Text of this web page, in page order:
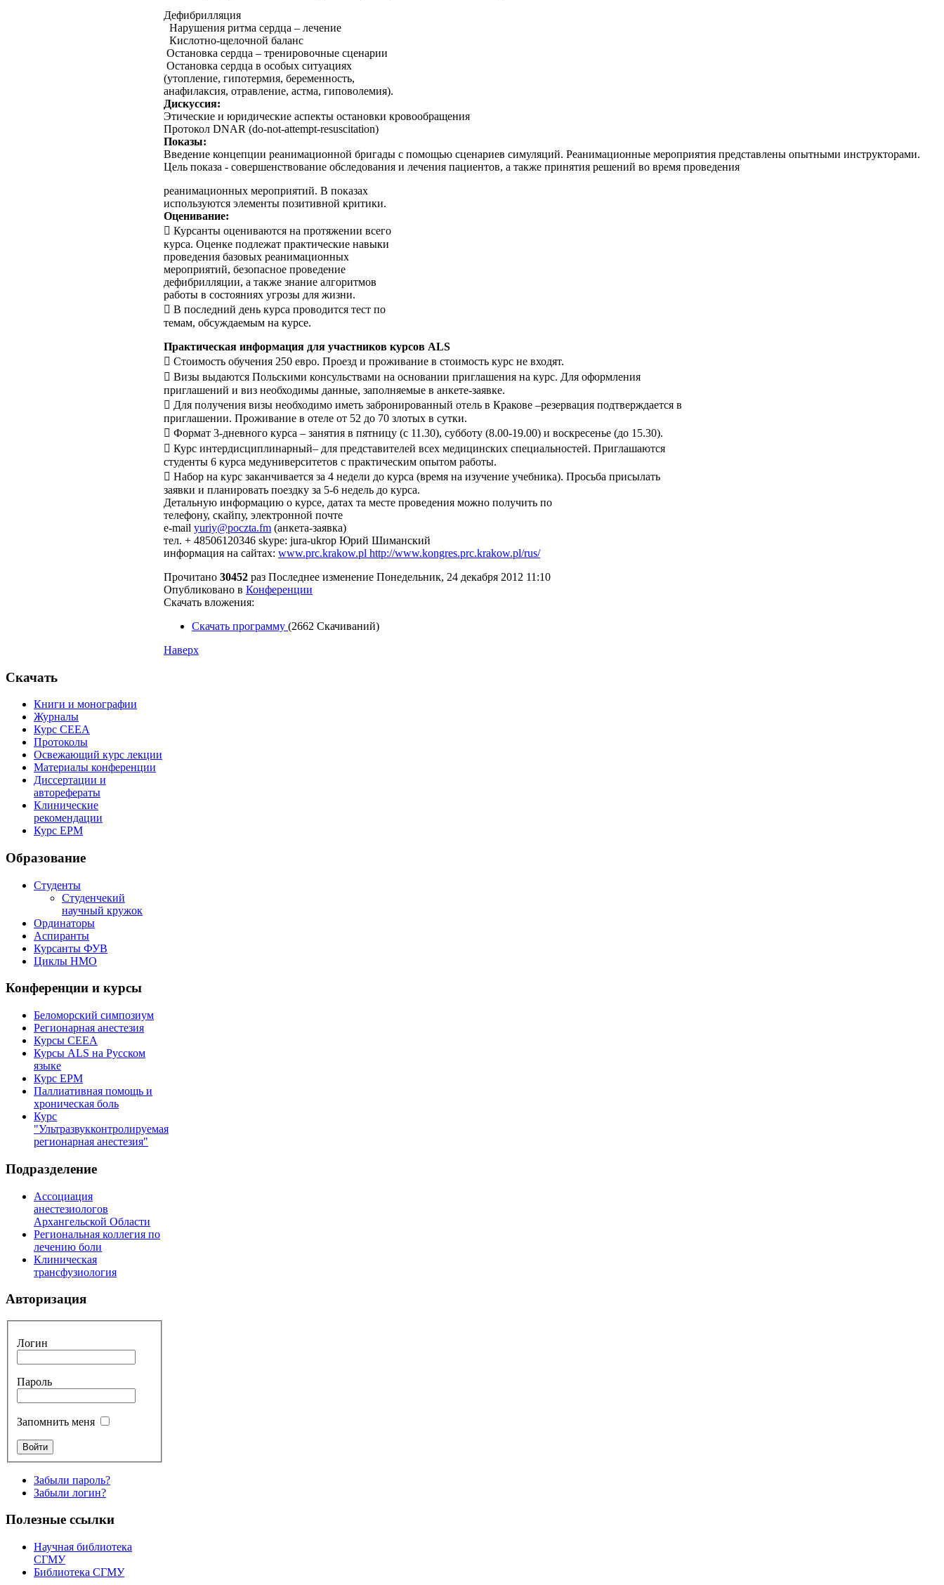
Дефибрилляция
Нарушения ритма сердца – лечение
Кислотно-щелочной баланс
Остановка сердца – тренировочные сценарии
Остановка сердца в особых ситуациях
(утопление, гипотермия, беременность,
анафилаксия, отравление, астма, гиповолемия).
Дискуссия:
Этические и юридические аспекты остановки кровообращения
Протокол DNAR (do-not-attempt-resuscitation)
Показы:
Введение концепции реанимационной бригады с помощью сценариев симуляций. Реанимационные мероприятия представлены опытными инструкторами.
Цель показа - совершенствование обследования и лечения пациентов, а также принятия решений во время проведения
реанимационных мероприятий. В показах
используются элементы позитивной критики.
Оценивание:
 Курсанты оцениваются на протяжении всего
курса. Оценке подлежат практические навыки
проведения базовых реанимационных
мероприятий, безопасное проведение
дефибрилляции, а также знание алгоритмов
работы в состояниях угрозы для жизни.
 В последний день курса проводится тест по
темам, обсуждаемым на курсе.
Практическая информация для участников курсов ALS
 Стоимость обучения 250 евро. Проезд и проживание в стоимость курс не входят.
 Визы выдаются Польскими консульствами на основании приглашения на курс. Для оформления
приглашений и виз необходимы данные, заполняемые в анкете-заявке.
 Для получения визы необходимо иметь забронированный отель в Кракове –резервация подтверждается в
приглашении. Проживание в отеле от 52 до 70 злотых в сутки.
 Формат 3-дневного курса – занятия в пятницу (с 11.30), субботу (8.00-19.00) и воскресенье (до 15.30).
 Курс интердисциплинарный– для представителей всех медицинских специальностей. Приглашаются
студенты 6 курса медуниверситетов с практическим опытом работы.
 Набор на курс заканчивается за 4 недели до курса (время на изучение учебника). Просьба присылать
заявки и планировать поездку за 5-6 недель до курса.
Детальную информацию о курсе, датах та месте проведения можно получить по
телефону, скайпу, электронной почте
е-mail yuriy@poczta.fm (анкета-заявка)
тел. + 48506120346 skype: jura-ukrop Юрий Шиманский
информация на сайтах: www.prc.krakow.pl http://www.kongres.prc.krakow.pl/rus/
Прочитано 30452 раз Последнее изменение Понедельник, 24 декабря 2012 11:10
Опубликовано в Конференции
Скачать вложения:
Скачать программу (2662 Скачиваний)
Наверх
Скачать
Книги и монографии
Журналы
Курс СЕЕА
Протоколы
Освежающий курс лекции
Материалы конференции
Диссертации и
авторефераты
Клинические
рекомендации
Курс EPM
Образование
Студенты
Студенчекий
научный кружок
Ординаторы
Аспиранты
Курсанты ФУВ
Циклы НМО
Конференции и курсы
Беломорский симпозиум
Регионарная анестезия
Курсы CEEA
Курсы ALS на Русском
языке
Курс EPM
Паллиативная помощь и
хроническая боль
Курс
"Ультразвукконтролируемая
регионарная анестезия"
Подразделение
Ассоциация
анестезиологов
Архангельской Области
Региональная коллегия по
лечению боли
Клиническая
трансфузиология
Авторизация
Логин
Пароль
Запомнить меня
Забыли пароль?
Забыли логин?
Полезные ссылки
Научная библиотека
СГМУ
Библиотека СГМУ